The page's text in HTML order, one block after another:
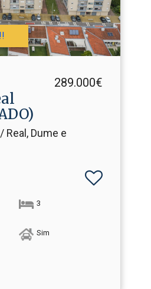
289.000€
Real, Dume e
3
Sim